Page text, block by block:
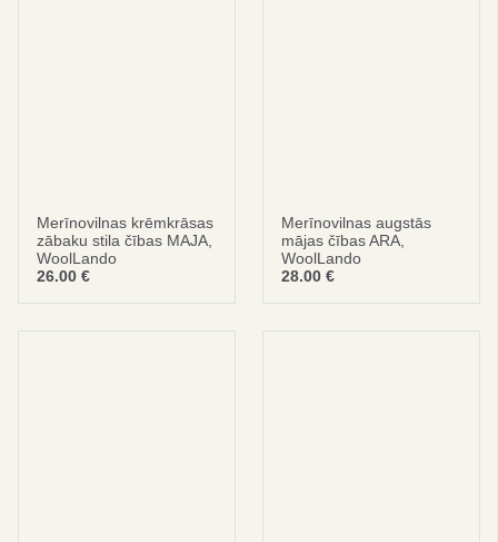
Merīnovilnas krēmkrāsas
zābaku stila čības MAJA,
WoolLando
26.00 €
Merīnovilnas augstās
mājas čības ARA,
WoolLando
28.00 €